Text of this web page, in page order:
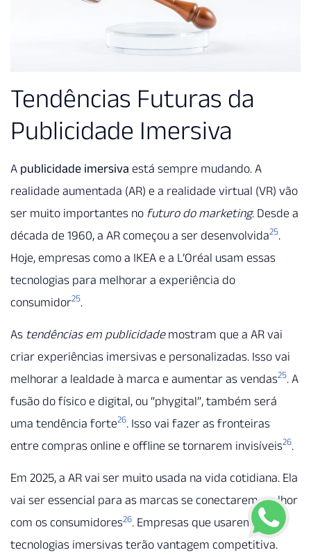
Tendências Futuras da
Publicidade Imersiva
A publicidade imersiva está sempre mudando. A
realidade aumentada (AR) e a realidade virtual (VR) vão
ser muito importantes no futuro do marketing. Desde a
década de 1960, a AR começou a ser desenvolvida25.
Hoje, empresas como a IKEA e a L’Oréal usam essas
tecnologias para melhorar a experiência do
consumidor25.
As tendências em publicidademostram que a AR vai
criar experiências imersivas e personalizadas. Isso vai
melhorar a lealdade à marca e aumentar as vendas25. A
fusão do físico e digital, ou “phygital”, também será
uma tendência forte26. Isso vai fazer as fronteiras
entre compras online e offline se tornarem invisíveis26.
Em 2025, a AR vai ser muito usada na vida cotidiana. Ela
vai ser essencial para as marcas se conectarem melhor
com os consumidores26. Empresas que usarem
tecnologias imersivas terão vantagem competitiva.